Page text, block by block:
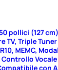
pollici (127
TV, Triple
MEMC,
Controllo Vocale
con